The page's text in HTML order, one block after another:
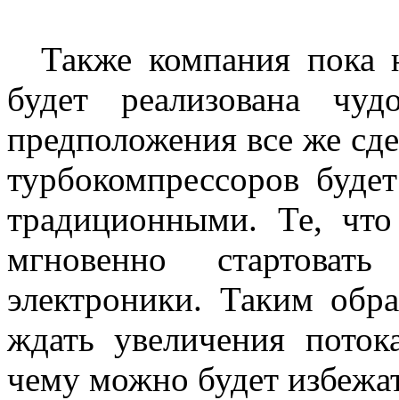
Также компания пока
будет реализована
предположения все же
турбокомпрессоров
традиционными. Те, что
мгновенно
электроники. Таким
ждать увеличения
чему можно будет